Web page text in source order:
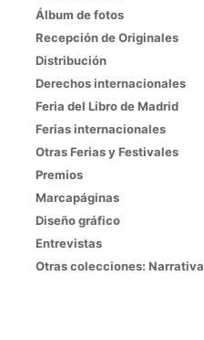
Álbum de fotos
Recepción de Originales
Distribución
Derechos internacionales
Feria del Libro de Madrid
Ferias internacionales
Otras Ferias y Festivales
Premios
Marcapáginas
Diseño gráfico
Entrevistas
Otras colecciones: Narrativa